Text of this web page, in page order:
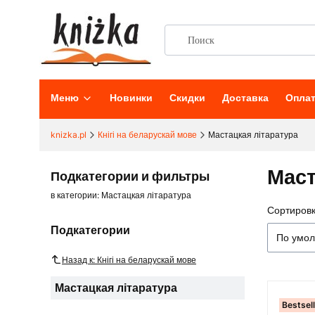
Меню Новинки Скидки Доставка
knizka.pl Кнігі на беларускай мове Мастацкая літаратура
Подкатегории и фильтры
в категории: Мастацкая літаратура
Подкатегории
Назад к: Кнігі на беларускай мове
Мастацкая літаратура
По